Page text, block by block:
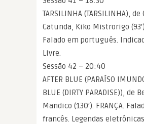
TARSILINHA (TARSILINHA), de
Catunda, Kiko Mistrorigo
Falado em português.
Livre.
Sessão 42 – 20:40
AFTER BLUE (PARAÍSO
BLUE (DIRTY PARADISE)), de
Mandico (130′). FRANÇA.
francês. Legendas